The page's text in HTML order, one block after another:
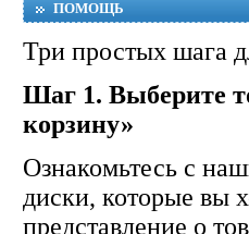
ПОМОЩЬ
Три простых шага
Шаг 1. Выберите
корзину»
Ознакомьтесь с
диски, которые вы
представление о